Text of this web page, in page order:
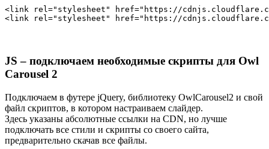
<link rel="stylesheet" href="https://
<link rel="stylesheet" href="https://
JS – подключаем необходимые скрипты для Owl
Carousel 2
Подключаем в футере jQuery, библиотеку OwlCarousel2 и свой
файл скриптов, в котором настраиваем слайдер.
Здесь указаны абсолютные ссылки на CDN, но лучше
подключать все стили и скрипты со своего сайта,
предварительно скачав все файлы.